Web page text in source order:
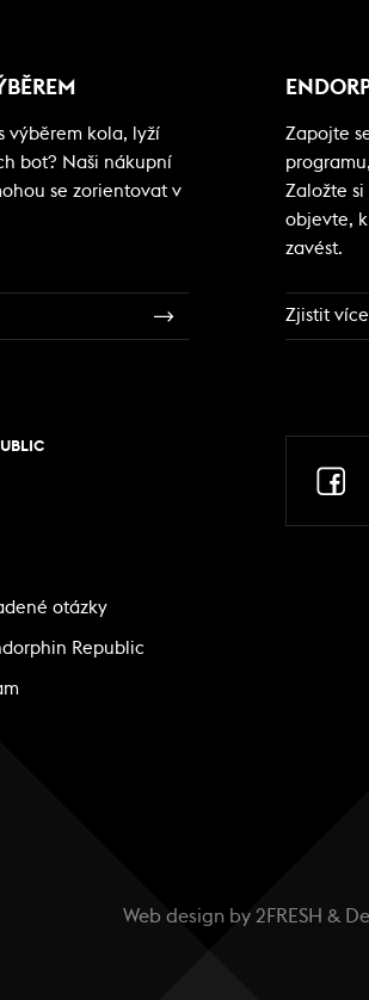
výběrem kola, lyží
bot? Naši nákupní
se zorientovat v
Zapojte
Založte si
objevte,
zavést.
Zjistit více
otázky
Republic
Web design by 2FRESH &